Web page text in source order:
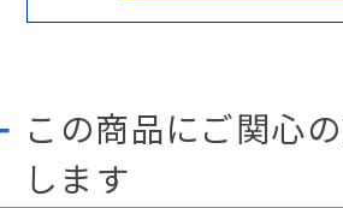
この商品にご関心
します